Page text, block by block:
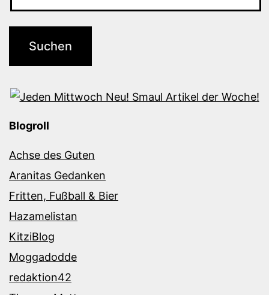
Blogroll
Achse des Guten
Aranitas Gedanken
Fritten, Fußball & Bier
Hazamelistan
KitziBlog
Moggadodde
redaktion42